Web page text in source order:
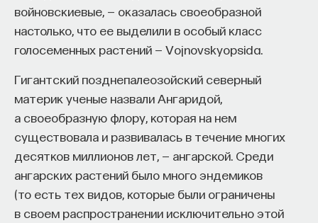
войновскиевые, — оказалась своеобразной
настолько, что ее выделили в особый класс
голосеменных растений — Vojnovskyopsida.
Гигантский позднепалеозойский северный
материк ученые назвали Ангаридой,
а своеобразную флору, которая на нем
существовала и развивалась в течение многих
десятков миллионов лет, — ангарской. Среди
ангарских растений было много эндемиков
(то есть тех видов, которые были ограничены
в своем распространении исключительно этой